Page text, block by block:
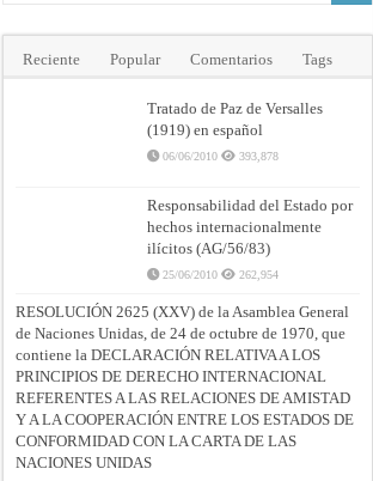
Reciente Popular Comentarios Tags
Tratado de Paz de Versalles
(1919) en español
06/06/2010 393,878
Responsabilidad del Estado por
hechos internacionalmente
ilícitos (AG/56/83)
25/06/2010 262,954
RESOLUCIÓN 2625 (XXV) de la Asamblea General
de Naciones Unidas, de 24 de octubre de 1970, que
contiene la DECLARACIÓN RELATIVA A LOS
PRINCIPIOS DE DERECHO INTERNACIONAL
REFERENTES A LAS RELACIONES DE AMISTAD
Y A LA COOPERACIÓN ENTRE LOS ESTADOS DE
CONFORMIDAD CON LA CARTA DE LAS
NACIONES UNIDAS